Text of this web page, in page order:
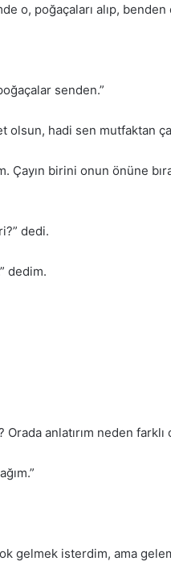
o, poğaçaları alıp,
senden.”
olsun, hadi sen mutfaktan
birini onun önüne
dedi.
dedim.
anlatırım neden farklı
gelmek isterdim, ama